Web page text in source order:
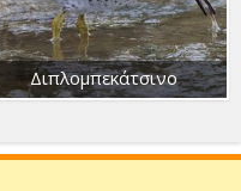
Διπλομπεκάτσινο